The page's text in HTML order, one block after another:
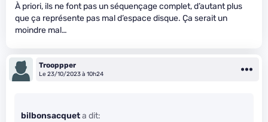
À priori, ils ne font pas un séquençage complet, d’autant plus
que ça représente pas mal d’espace disque. Ça serait un
moindre mal…
Trooppper
Le 23/10/2023 à 10h24
bilbonsacqueta dit: